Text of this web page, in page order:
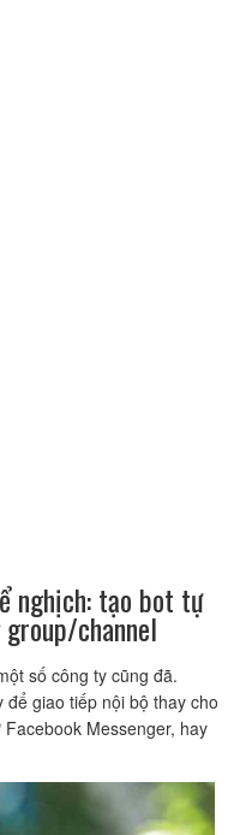
nghịch: tạo bot tự
channel
số công ty cũng đã.
giao tiếp nội bộ thay cho
Messenger, hay